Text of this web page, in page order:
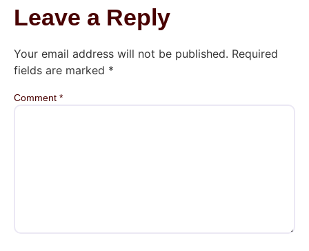
Leave a Reply
Your email address will not be published. Required
fields are marked *
Comment *